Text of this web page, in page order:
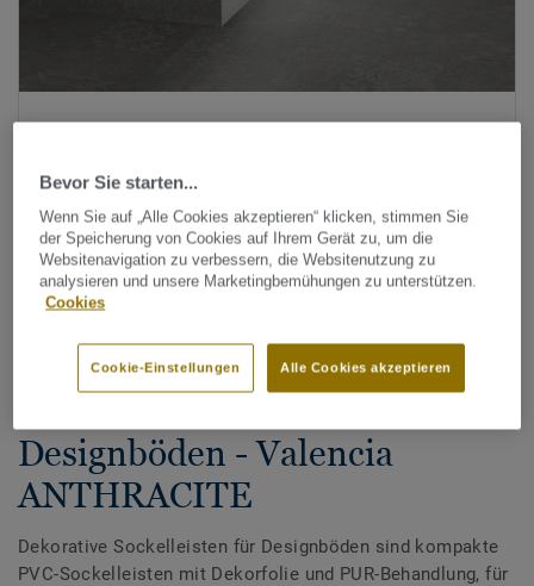
Designböden - Valencia
ANTHRACITE
Dekorative Sockelleisten für Designböden sind kompakte
PVC-Sockelleisten mit Dekorfolie und PUR-Behandlung, für
Bevor Sie starten...
Wenn Sie auf „Alle Cookies akzeptieren“ klicken, stimmen Sie
der Speicherung von Cookies auf Ihrem Gerät zu, um die
Websitenavigation zu verbessern, die Websitenutzung zu
analysieren und unsere Marketingbemühungen zu unterstützen.
Cookies
Alle Cookies akzeptieren
Cookie-Einstellungen